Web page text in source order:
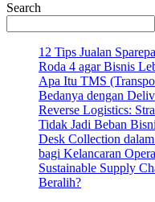
Search
12 Tips Jualan
Roda 4 agar Bisnis
Apa Itu TMS
Bedanya dengan
Reverse Logistics:
Tidak Jadi Beban
Desk Collection
bagi Kelancaran
Sustainable Supply
Beralih?